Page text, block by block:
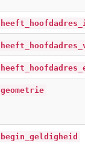
geometrie
begin_geldigheid